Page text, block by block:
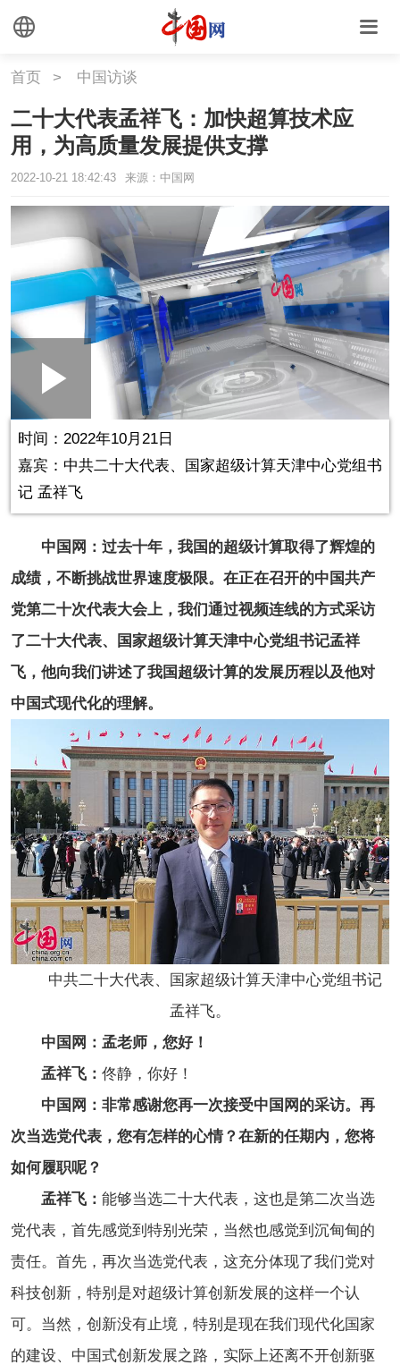
首页 > 中国访谈
二十大代表孟祥飞：加快超算技术应
用，为高质量发展提供支撑
2022-10-21 18:42:43 来源：中国网
Play
Video
Picture-
Picture
时间：2022年10月21日
嘉宾：中共二十大代表、国家超级计算天津中心党组书
记 孟祥飞
中国网： 过去十年，我国的超级计算取得了辉煌的
成绩，不断挑战世界速度极限。 在正在召开的中国共产
党第二十次代表大会上，我们通过视频连线的方式采访
了二十大代表、
国家超级计算天津中心党组书记孟祥
飞，他向我们讲述了我国超级计算的发展历程以及他对
中国式现代化的理解。
中共二十大代表、国家超级计算天津中心党组书记
孟祥飞。
中国网：孟老师，您好！
孟祥飞： 佟静，你好！
中国网：非常感谢您再一次接受中国网的采访。再
次当选党代表，您有怎样的心情？在新的任期内，您将
如何履职呢？
孟祥飞： 能够当选二十大代表，这也是第二次当选
党代表，首先感觉到特别光荣，当然也感觉到沉甸甸的
责任。首先，再次当选党代表，这充分体现了我们党对
科技创新，特别是对超级计算创新发展的这样一个认
可。当然，创新没有止境，特别是现在我们现代化国家
的建设、中国式创新发展之路，实际上还离不开创新驱